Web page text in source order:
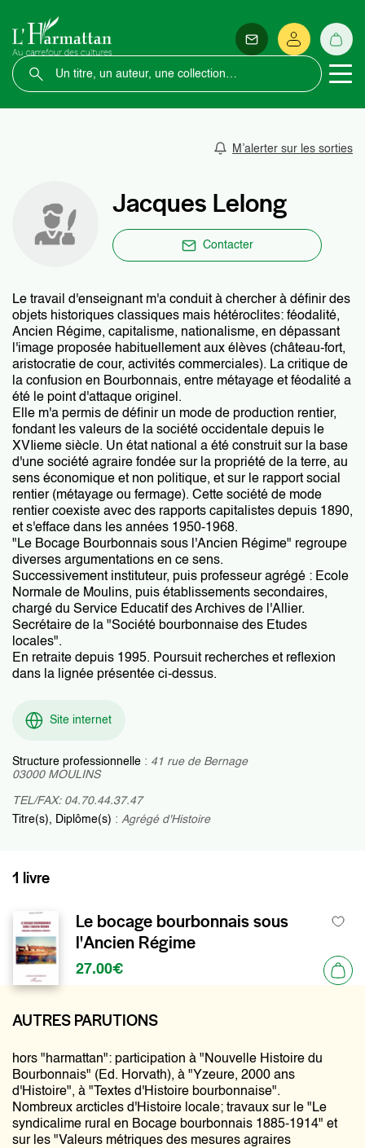
M’alerter sur les sorties
Jacques Lelong
Contacter
Le travail d'enseignant m'a conduit à chercher à définir des
objets historiques classiques mais hétéroclites: féodalité,
Ancien Régime, capitalisme, nationalisme, en dépassant
l'image proposée habituellement aux élèves (château-fort,
aristocratie de cour, activités commerciales). La critique de
la confusion en Bourbonnais, entre métayage et féodalité a
été le point d'attaque originel.
Elle m'a permis de définir un mode de production rentier,
fondant les valeurs de la société occidentale depuis le
XVIieme siècle. Un état national a été construit sur la base
d'une société agraire fondée sur la propriété de la terre, au
sens économique et non politique, et sur le rapport social
rentier (métayage ou fermage). Cette société de mode
rentier coexiste avec des rapports capitalistes depuis 1890,
et s'efface dans les années 1950-1968.
"Le Bocage Bourbonnais sous l'Ancien Régime" regroupe
diverses argumentations en ce sens.
Successivement instituteur, puis professeur agrégé : Ecole
Normale de Moulins, puis établissements secondaires,
chargé du Service Educatif des Archives de l'Allier.
Secrétaire de la "Société bourbonnaise des Etudes
locales".
En retraite depuis 1995. Poursuit recherches et reflexion
dans la lignée présentée ci-dessus.
Site internet
Structure professionnelle : 41 rue de Bernage
03000 MOULINS
TEL/FAX: 04.70.44.37.47
Titre(s), Diplôme(s) : Agrégé d'Histoire
1 livre
Le bocage bourbonnais sous
l'Ancien Régime
27.00€
AUTRES PARUTIONS
hors "harmattan": participation à "Nouvelle Histoire du
Bourbonnais" (Ed. Horvath), à "Yzeure, 2000 ans
d'Histoire", à "Textes d'Histoire bourbonnaise".
Nombreux arcticles d'Histoire locale; travaux sur le "Le
syndicalime rural en Bocage bourbonnais 1885-1914" et
sur les "Valeurs métriques des mesures agraires